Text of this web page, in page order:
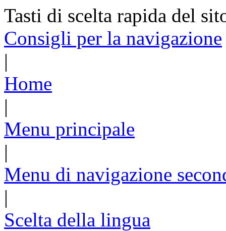
Tasti di scelta rapida del
Consigli per la navigazione
|
Home
|
Menu principale
|
Menu di navigazione
|
Scelta della lingua